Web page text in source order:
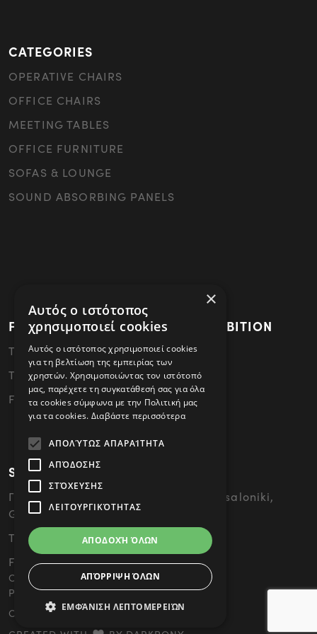
CATEGORIES
OPERATIVE CHAIRS
OFFICE CHAIRS
MEETING TABLES
OFFICE FURNITURE
SOFAS & LOUNGE
SOUND ABSORBING PANELS
FACTORY - HEAD OFFICES - EXHIBITION
Thessaloniki - 57022 Sindos
Tel: 2310796340
FAX: 2310796341
SHOWROOM
Γ. 49 Papandreou Street, 54646 Thessaloniki,
Greece
Tel: 2310476858
FAX: 2310476859
COPYRIGHT © 2026 SEDIA
Cookies
Privacy Policy
×
Αυτός ο ιστότοπος
χρησιμοποιεί cookies
Αυτός ο ιστότοπος χρησιμοποιεί cookies
για τη βελτίωση της εμπειρίας των
χρηστών. Χρησιμοποιώντας τον ιστότοπό
μας, παρέχετε τη συγκατάθεσή σας για όλα
τα cookies σύμφωνα με την Πολιτική μας
για τα cookies. Διαβάστε περισσότερα
ΑΠΟΛΎΤΩΣ ΑΠΑΡΑΊΤΗΤΑ
ΑΠΌΔΟΣΗΣ
ΣΤΌΧΕΥΣΗΣ
ΛΕΙΤΟΥΡΓΙΚΌΤΗΤΑΣ
ΑΠΟΔΟΧΉ ΌΛΩΝ
ΑΠΌΡΡΙΨΗ ΌΛΩΝ
ΕΜΦΆΝΙΣΗ ΛΕΠΤΟΜΕΡΕΙΏΝ